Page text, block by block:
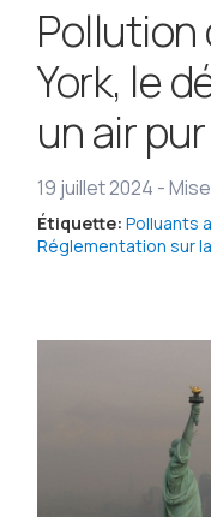
Pollution
York, le
un air pur
19 juillet 2024 -
Étiquette:Polluants
Réglementation sur